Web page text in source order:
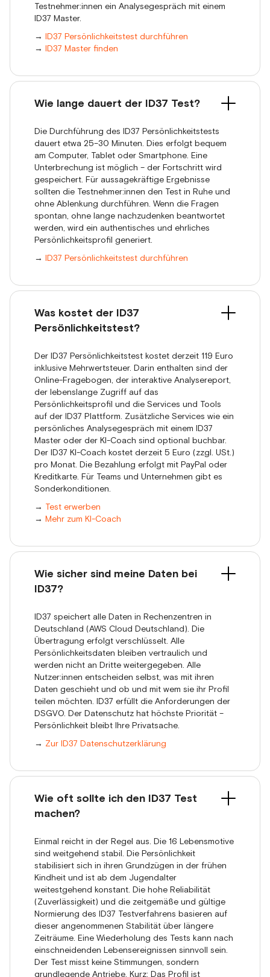
Testnehmer:innen ein Analysegespräch mit einem
ID37 Master.
→ ID37 Persönlichkeitstest durchführen
→ ID37 Master finden
Wie lange dauert der ID37 Test?
Die Durchführung des ID37 Persönlichkeitstests
dauert etwa 25–30 Minuten. Dies erfolgt bequem
am Computer, Tablet oder Smartphone. Eine
Unterbrechung ist möglich – der Fortschritt wird
gespeichert. Für aussagekräftige Ergebnisse
sollten die Testnehmer:innen den Test in Ruhe und
ohne Ablenkung durchführen. Wenn die Fragen
spontan, ohne lange nachzudenken beantwortet
werden, wird ein authentisches und ehrliches
Persönlichkeitsprofil generiert.
→ ID37 Persönlichkeitstest durchführen
Was kostet der ID37
Persönlichkeitstest?
Der ID37 Persönlichkeitstest kostet derzeit 119 Euro
inklusive Mehrwertsteuer. Darin enthalten sind der
Online-Fragebogen, der interaktive Analysereport,
der lebenslange Zugriff auf das
Persönlichkeitsprofil und die Services und Tools
auf der ID37 Plattform. Zusätzliche Services wie ein
persönliches Analysegespräch mit einem ID37
Master oder der KI-Coach sind optional buchbar.
Der ID37 KI-Coach kostet derzeit 5 Euro (zzgl. USt.)
pro Monat. Die Bezahlung erfolgt mit PayPal oder
Kreditkarte. Für Teams und Unternehmen gibt es
Sonderkonditionen.
→ Test erwerben
→ Mehr zum KI-Coach
Wie sicher sind meine Daten bei
ID37?
ID37 speichert alle Daten in Rechenzentren in
Deutschland (AWS Cloud Deutschland). Die
Übertragung erfolgt verschlüsselt. Alle
Persönlichkeitsdaten bleiben vertraulich und
werden nicht an Dritte weitergegeben. Alle
Nutzer:innen entscheiden selbst, was mit ihren
Daten geschieht und ob und mit wem sie ihr Profil
teilen möchten. ID37 erfüllt die Anforderungen der
DSGVO. Der Datenschutz hat höchste Priorität –
Persönlichkeit bleibt Ihre Privatsache.
→ Zur ID37 Datenschutzerklärung
Wie oft sollte ich den ID37 Test
machen?
Einmal reicht in der Regel aus. Die 16 Lebensmotive
sind weitgehend stabil. Die Persönlichkeit
stabilisiert sich in ihren Grundzügen in der frühen
Kindheit und ist ab dem Jugendalter
weitestgehend konstant. Die hohe Reliabilität
(Zuverlässigkeit) und die zeitgemäße und gültige
Normierung des ID37 Testverfahrens basieren auf
dieser angenommenen Stabilität über längere
Zeiträume. Eine Wiederholung des Tests kann nach
einschneidenden Lebensereignissen sinnvoll sein.
Der Test misst keine Stimmungen, sondern
grundlegende Antriebe. Kurz: Das Profil ist